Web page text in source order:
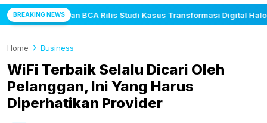
Terkalahkan
BREAKING NEWS
Transformasi Digital Halo BCA Korlantas Polri
Home Business
WiFi Terbaik Selalu Dicari Oleh
Pelanggan, Ini Yang Harus
Diperhatikan Provider